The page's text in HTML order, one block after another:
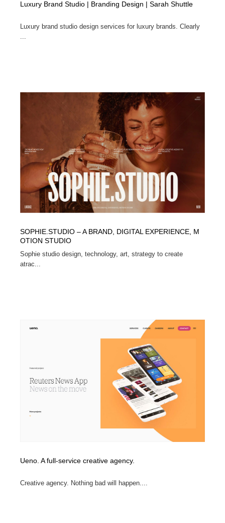
Luxury Brand Studio | Branding Design | Sarah Shuttle
Luxury brand studio design services for luxury brands. Clearly
...
SOPHIE.STUDIO – A BRAND, DIGITAL EXPERIENCE, M
OTION STUDIO
Sophie studio design, technology, art, strategy to create
atrac...
Ueno. A full-service creative agency.
Creative agency. Nothing bad will happen....